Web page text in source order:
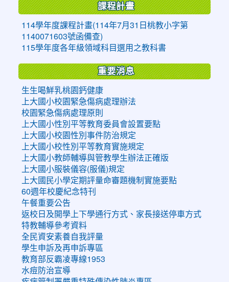
課程計畫
114學年度課程計畫(114年7月31日桃教小字第
1140071603號函備查)
115學年度各年級領域科目選用之教科書
重要消息
生生喝鮮乳桃園鈣健康
上大國小校園緊急傷病處理辦法
校園緊急傷病處理原則
上大國小性別平等教育委員會設置要點
上大國小校園性別事件防治規定
上大國小校性別平等教育實施規定
上大國小教師輔導與管教學生辦法正確版
上大國小服裝儀容(服儀)規定
上大國民小學定期評量命審題機制實施要點
60週年校慶紀念特刊
午餐重要公告
返校日及開學上下學通行方式、家長接送停車方式
特教輔導參考資料
全民資安素養自我評量
學生申訴及再申訴專區
教育部反霸凌專線1953
水痘防治宣導